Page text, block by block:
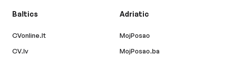
Baltics
CVonline.lt
CV.lv
Adriatic
MojPosao
MojPosao.ba